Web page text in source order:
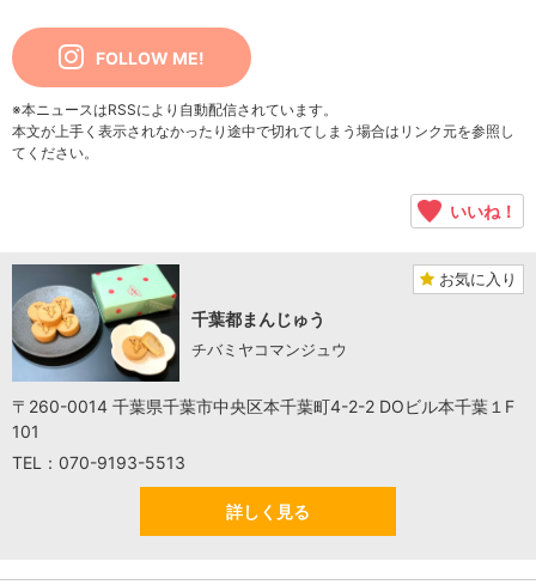
FOLLOW ME!
※本ニュースはRSSにより自動配信されています。
本文が上手く表示されなかったり途中で切れてしまう場合はリンク元を参照し
てください。
いいね！
お気に入り
千葉都まんじゅう
チバミヤコマンジュウ
〒260-0014 千葉県千葉市中央区本千葉町4-2-2 DOビル本千葉１F
101
TEL：070-9193-5513
詳しく見る